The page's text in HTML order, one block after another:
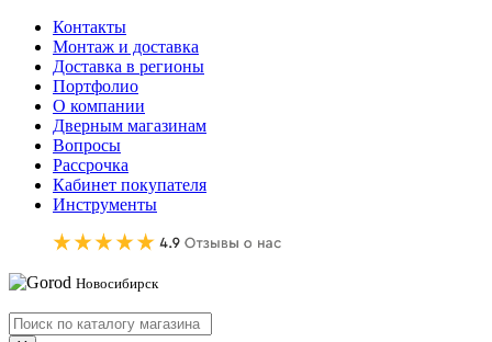
Контакты
Монтаж и доставка
Доставка в регионы
Портфолио
О компании
Дверным магазинам
Вопросы
Рассрочка
Кабинет покупателя
Инструменты
Новосибирск